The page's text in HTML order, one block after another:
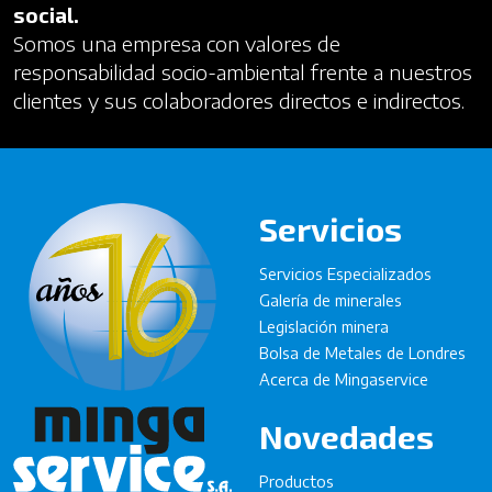
social.
Somos una empresa con valores de
responsabilidad socio-ambiental frente a nuestros
clientes y sus colaboradores directos e indirectos.
Servicios
Servicios Especializados
Galería de minerales
Legislación minera
Bolsa de Metales de Londres
Acerca de Mingaservice
Novedades
Productos